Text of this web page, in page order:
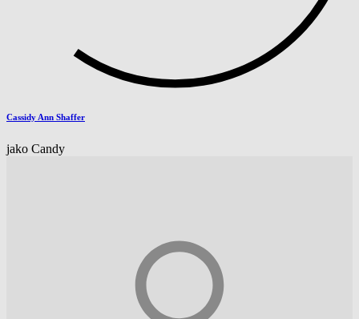
Cassidy Ann Shaffer
jako Candy